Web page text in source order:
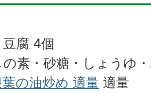
腐 4個
の素・砂糖・しょうゆ
の油炒め 適量 適量